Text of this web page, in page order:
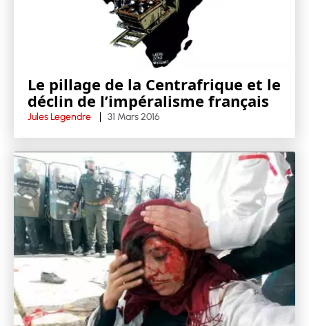
Le pillage de la Centrafrique et le
déclin de l’impéralisme français
Jules Legendre 31 Mars 2016